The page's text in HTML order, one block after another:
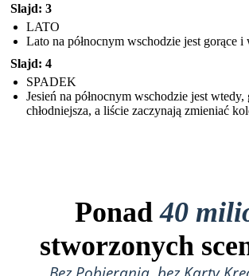
Slajd: 3
LATO
Lato na północnym wschodzie jest gorące i
Slajd: 4
SPADEK
Jesień na północnym wschodzie jest wtedy,
chłodniejsza, a liście zaczynają zmieniać
Ponad40
stworzonych